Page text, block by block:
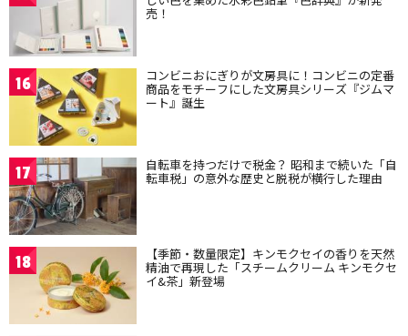
売！
16 コンビニおにぎりが文房具に！コンビニの定番
商品をモチーフにした文房具シリーズ『ジムマ
ート』誕生
17 自転車を持つだけで税金？ 昭和まで続いた「自
転車税」の意外な歴史と脱税が横行した理由
18 【季節・数量限定】キンモクセイの香りを天然
精油で再現した「スチームクリーム キンモクセ
イ&茶」新登場